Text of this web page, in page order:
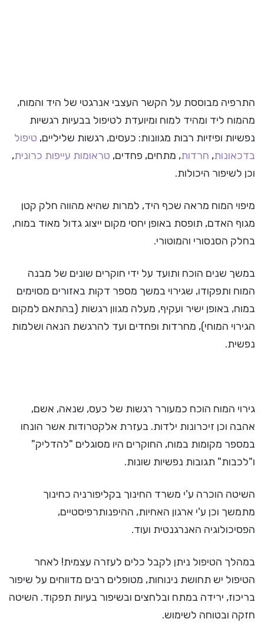
התרפיה מבוססת על הקשר העצבי אנרגטי של היד והמוח,
מהמוח ליד ומהיד למוח ומיועדת לטיפול בבעיות רגשיות
נפשיות ופיזיות רבות מגוונות: כעסים, רגשות שליליים, טיפול
בדכאונות, חרדות, מתחים, פחדים, טראומות עייפות כרונית,
וכן לשיפור היכולות.
מיפוי המוח מראה שכף היד, למרות שהיא מהווה חלק קטן
מגוף האדם, תופסת באופן יחסי מקום ייצוג גדול מאוד במוח,
בחלק הסנסורי והמוטורי.
במשך שנים הוכח ותועד על ידי חוקרים שונים של מבנה
המוח ותפקודו, שגירוי במשך מספר דקות באזורים מסוימים
במוח, באופן ישיר ועקיף, מעלה מגוון רגשות (בהתאם למקום
הגירוי המוחי), מחרדות ופחדים ועד להרגשת הנאה ושלמות
נפשית.
גירוי המוח הוכח כמעורר רגשות של כעס, שנאה, אשם,
אהבה וכן זיכרונות ילדות. בעזרת אלקטרודות אשר הונחו
במספר מקומות במוח, החוקרים היו מסוגלים "להדליק"
ו"לכבות" תגובות נפשיות שונות.
השיטה הוכרה ע'י משרד החינוך בקליפורניה כחינוך
מתמשך וכן ע'י ארגון האחיות, ההיפנותרפיסטיים,
הפסיכולוגיה האנרגנטית ועוד.
במהלך הטיפול ניתן לקבל כלים לעזרה עצמית! לאחר
הטיפול יש תחושת נינוחות, מטופלים רבים מדווחים על שיפור
בריכוז, ירידה במתח ובלחצים ובשיפור בעיות תפקוד. השיטה
חזקה ובטוחה לשימוש.